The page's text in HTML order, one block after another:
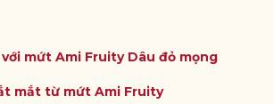
mứt Ami Fruity Dâu đỏ mọng
mắt từ mứt Ami Fruity